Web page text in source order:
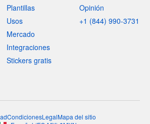
Plantillas
Usos
Mercado
Integraciones
Stickers gratis
Opinión
+1 (844) 990-3731
CondicionesLegalMapa del sitio